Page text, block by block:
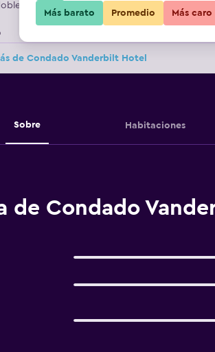
Tipo
$5,330
de Condado Vanderbilt Hotel
Sobre Habitaciones
de Condado
Más barato Promedio Más caro